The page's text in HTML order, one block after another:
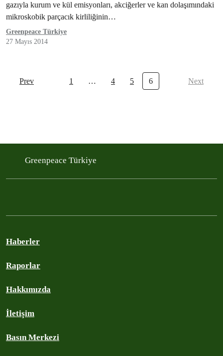
gazıyla kurum ve kül emisyonları, akciğerler ve kan dolaşımındaki
mikroskobik parçacık kirliliğinin…
Greenpeace Türkiye
27 Mayıs 2014
Prev 1 … 4 5 6 Next
Greenpeace Türkiye
Haberler
Raporlar
Hakkımızda
İletişim
Basın Merkezi